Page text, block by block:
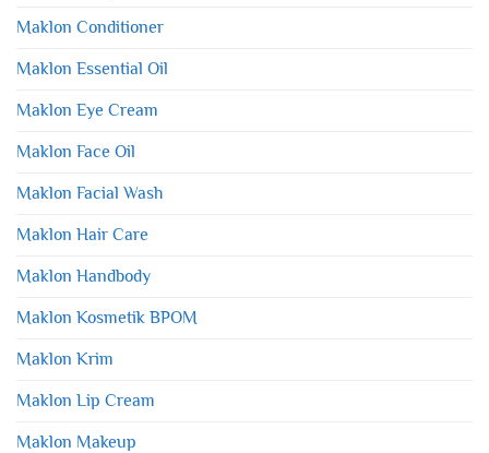
Maklon Conditioner
Maklon Essential Oil
Maklon Eye Cream
Maklon Face Oil
Maklon Facial Wash
Maklon Hair Care
Maklon Handbody
Maklon Kosmetik BPOM
Maklon Krim
Maklon Lip Cream
Maklon Makeup